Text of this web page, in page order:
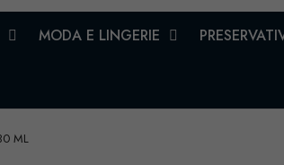
MODA E LINGERIE
ML